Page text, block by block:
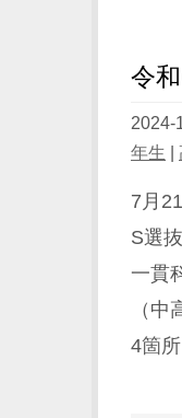
令
2024-
年生
7月
S選
一貫
（
4箇